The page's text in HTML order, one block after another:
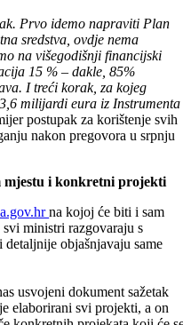
Prvo idemo napraviti Plan
sredstva, ovdje nema
na višegodišnji financijski
15 % – dakle, 85%
I treći korak, za kojeg
milijardi eura iz Instrumenta
postupak za korištenje svih
nakon pregovora u srpnju
mjestu i konkretni projekti
na kojoj će biti i sam
ministri razgovaraju s
objašnjavaju same
usvojeni dokument sažetak
elaborirani svi projekti, a on